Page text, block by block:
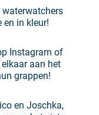
waterwatchers
en in kleur!
Instagram of
aan het
grappen!
en Joschka,